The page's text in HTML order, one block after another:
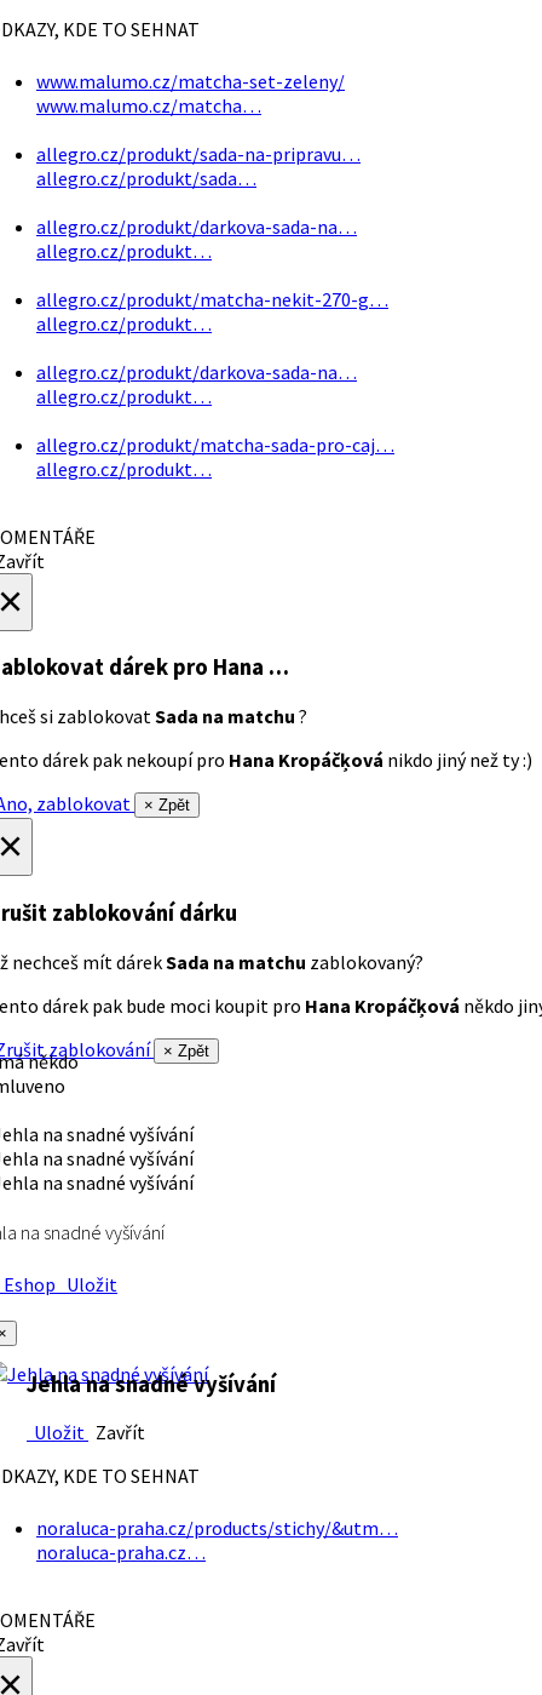
KDE TO SEHNAT
www.malumo.cz/matcha-set-zeleny/
www.malumo.cz/matcha…
allegro.cz/produkt/sada-na-pripravu…
allegro.cz/produkt/sada…
allegro.cz/produkt/darkova-sada-na…
allegro.cz/produkt…
allegro.cz/produkt/matcha-nekit-270-g…
allegro.cz/produkt…
allegro.cz/produkt/darkova-sada-na…
allegro.cz/produkt…
allegro.cz/produkt/matcha-sada-pro-caj…
allegro.cz/produkt…
dárek pro Hana …
si zablokovatSada na matchu ?
dárek pak nekoupí pro Hana Kropáčķová nikdo jiný než ty :)
zablokovat
× Zpět
zablokování dárku
nechceš mít dárekSada na matchu zablokovaný?
dárek pak bude moci koupit pro Hana Kropáčķová někdo
zablokování
× Zpět
někdo
na snadné vyšívání
Uložit
Jehla na snadné vyšívání
Uložit Zavřít
KDE TO SEHNAT
noraluca-praha.cz/products/stichy/&utm…
noraluca-praha.cz…